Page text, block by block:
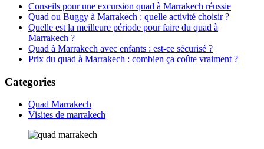
Conseils pour une excursion quad à Marrakech réussie
Quad ou Buggy à Marrakech : quelle activité choisir ?
Quelle est la meilleure période pour faire du quad à
Marrakech ?
Quad à Marrakech avec enfants : est-ce sécurisé ?
Prix du quad à Marrakech : combien ça coûte vraiment ?
Categories
Quad Marrakech
Visites de marrakech